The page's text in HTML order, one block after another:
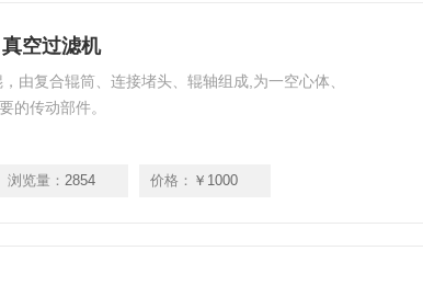
空过滤机
由复合辊筒、连接堵头、辊轴组成,为一空心体、
的传动部件。
浏览量： 2854 价格： ￥1000